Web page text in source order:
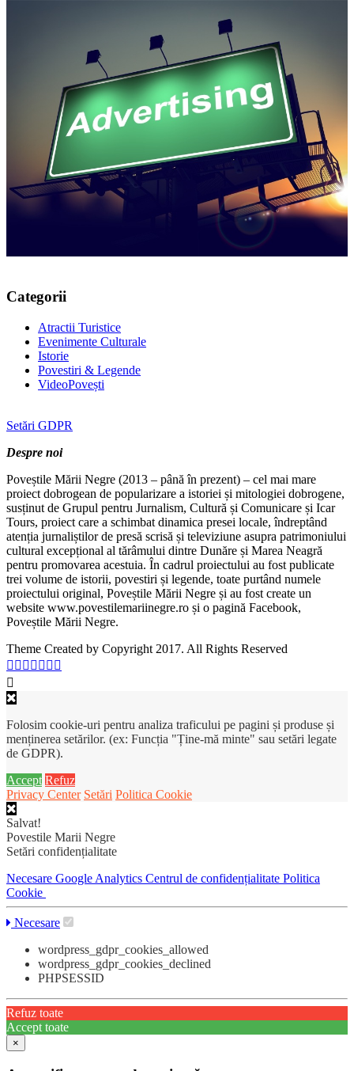
Categorii
Atractii Turistice
Evenimente Culturale
Istorie
Povestiri & Legende
VideoPovești
Setări GDPR
Despre noi
Poveștile Mării Negre (2013 – până în prezent) – cel mai mare
proiect dobrogean de popularizare a istoriei și mitologiei dobrogene,
susținut de Grupul pentru Jurnalism, Cultură și Comunicare și Icar
Tours, proiect care a schimbat dinamica presei locale, îndreptând
atenția jurnaliștilor de presă scrisă și televiziune asupra patrimoniului
cultural excepțional al tărâmului dintre Dunăre și Marea Neagră
pentru promovarea acestuia. În cadrul proiectului au fost publicate
trei volume de istorii, povestiri și legende, toate purtând numele
proiectului original, Poveștile Mării Negre și au fost create un
website www.povestilemariinegre.ro și o pagină Facebook,
Poveștile Mării Negre.
Theme Created by Copyright 2017. All Rights Reserved
Folosim cookie-uri pentru analiza traficului pe pagini și produse și
menținerea setărilor. (ex: Funcția "Ține-mă minte" sau setări legate
de GDPR).
Accept Refuz
Privacy Center Setări Politica Cookie
Salvat!
Povestile Marii Negre
Setări confidențialitate
Necesare Google Analytics Centrul de confidențialitate Politica
Cookie
Necesare
wordpress_gdpr_cookies_allowed
wordpress_gdpr_cookies_declined
PHPSESSID
Refuz toate
Accept toate
×